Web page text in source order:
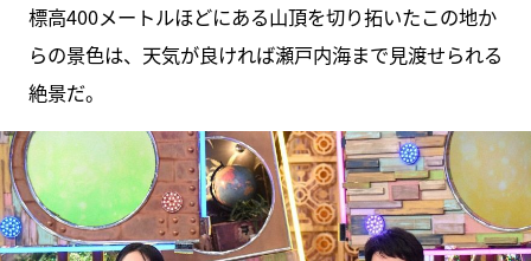
標高400メートルほどにある山頂を切り拓いたこの地か
らの景色は、天気が良ければ瀬戸内海まで見渡せられる
絶景だ。